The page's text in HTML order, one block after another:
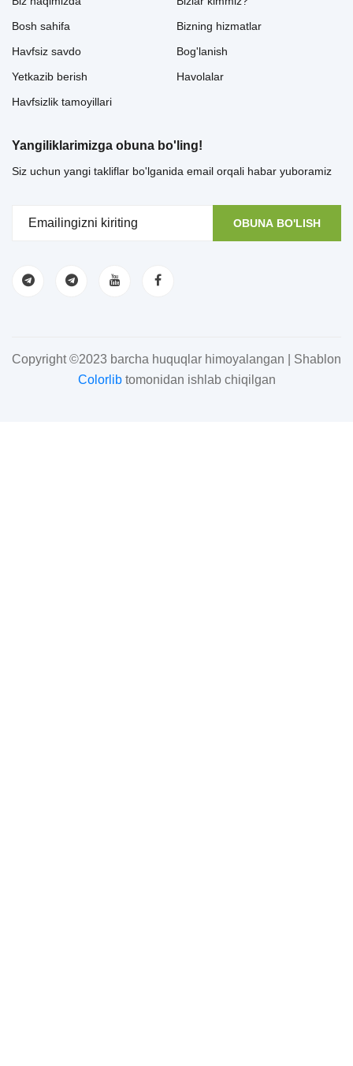
Bosh sahifa
Havfsiz savdo
Yetkazib berish
Havfsizlik tamoyillari
Bizning hizmatlar
Bog'lanish
Havolalar
Yangiliklarimizga obuna bo'ling!
Siz uchun yangi takliflar bo'lganida email orqali habar yuboramiz
OBUNA BO'LISH
Copyright ©2023 barcha huquqlar himoyalangan | Shablon
Colorlibtomonidan ishlab chiqilgan